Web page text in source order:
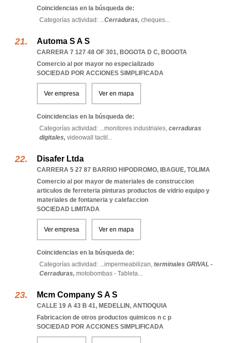
Coincidencias en la búsqueda de:
Categorías actividad: ...Cerraduras, cheques...
Automa S A S
CARRERA 7 127 48 OF 301, BOGOTA D C, BOGOTA
Comercio al por mayor no especializado
SOCIEDAD POR ACCIONES SIMPLIFICADA
Ver empresa Ver en mapa
Coincidencias en la búsqueda de:
Categorías actividad: ...monitores industriales, cerraduras
digitales, videowall tactil ...
Disafer Ltda
CARRERA 5 27 87 BARRIO HIPODROMO, IBAGUE, TOLIMA
Comercio al por mayor de materiales de construccion
articulos de ferreteria pinturas productos de vidrio equipo y
materiales de fontaneria y calefaccion
SOCIEDAD LIMITADA
Ver empresa Ver en mapa
Coincidencias en la búsqueda de:
Categorías actividad: ...impermeabilizan, terminales GRIVAL -
Cerraduras, motobombas - Tableta...
Mcm Company S A S
CALLE 19 A 43 B 41, MEDELLIN, ANTIOQUIA
Fabricacion de otros productos quimicos n c p
SOCIEDAD POR ACCIONES SIMPLIFICADA